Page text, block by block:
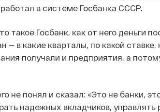
в системе Госбанка СССР.
такое Госбанк, как от него деньги
— в какие кварталы, по какой
получали и предприятия, а
не понял и сказал: «Это не банки,
надежных вкладчиков,